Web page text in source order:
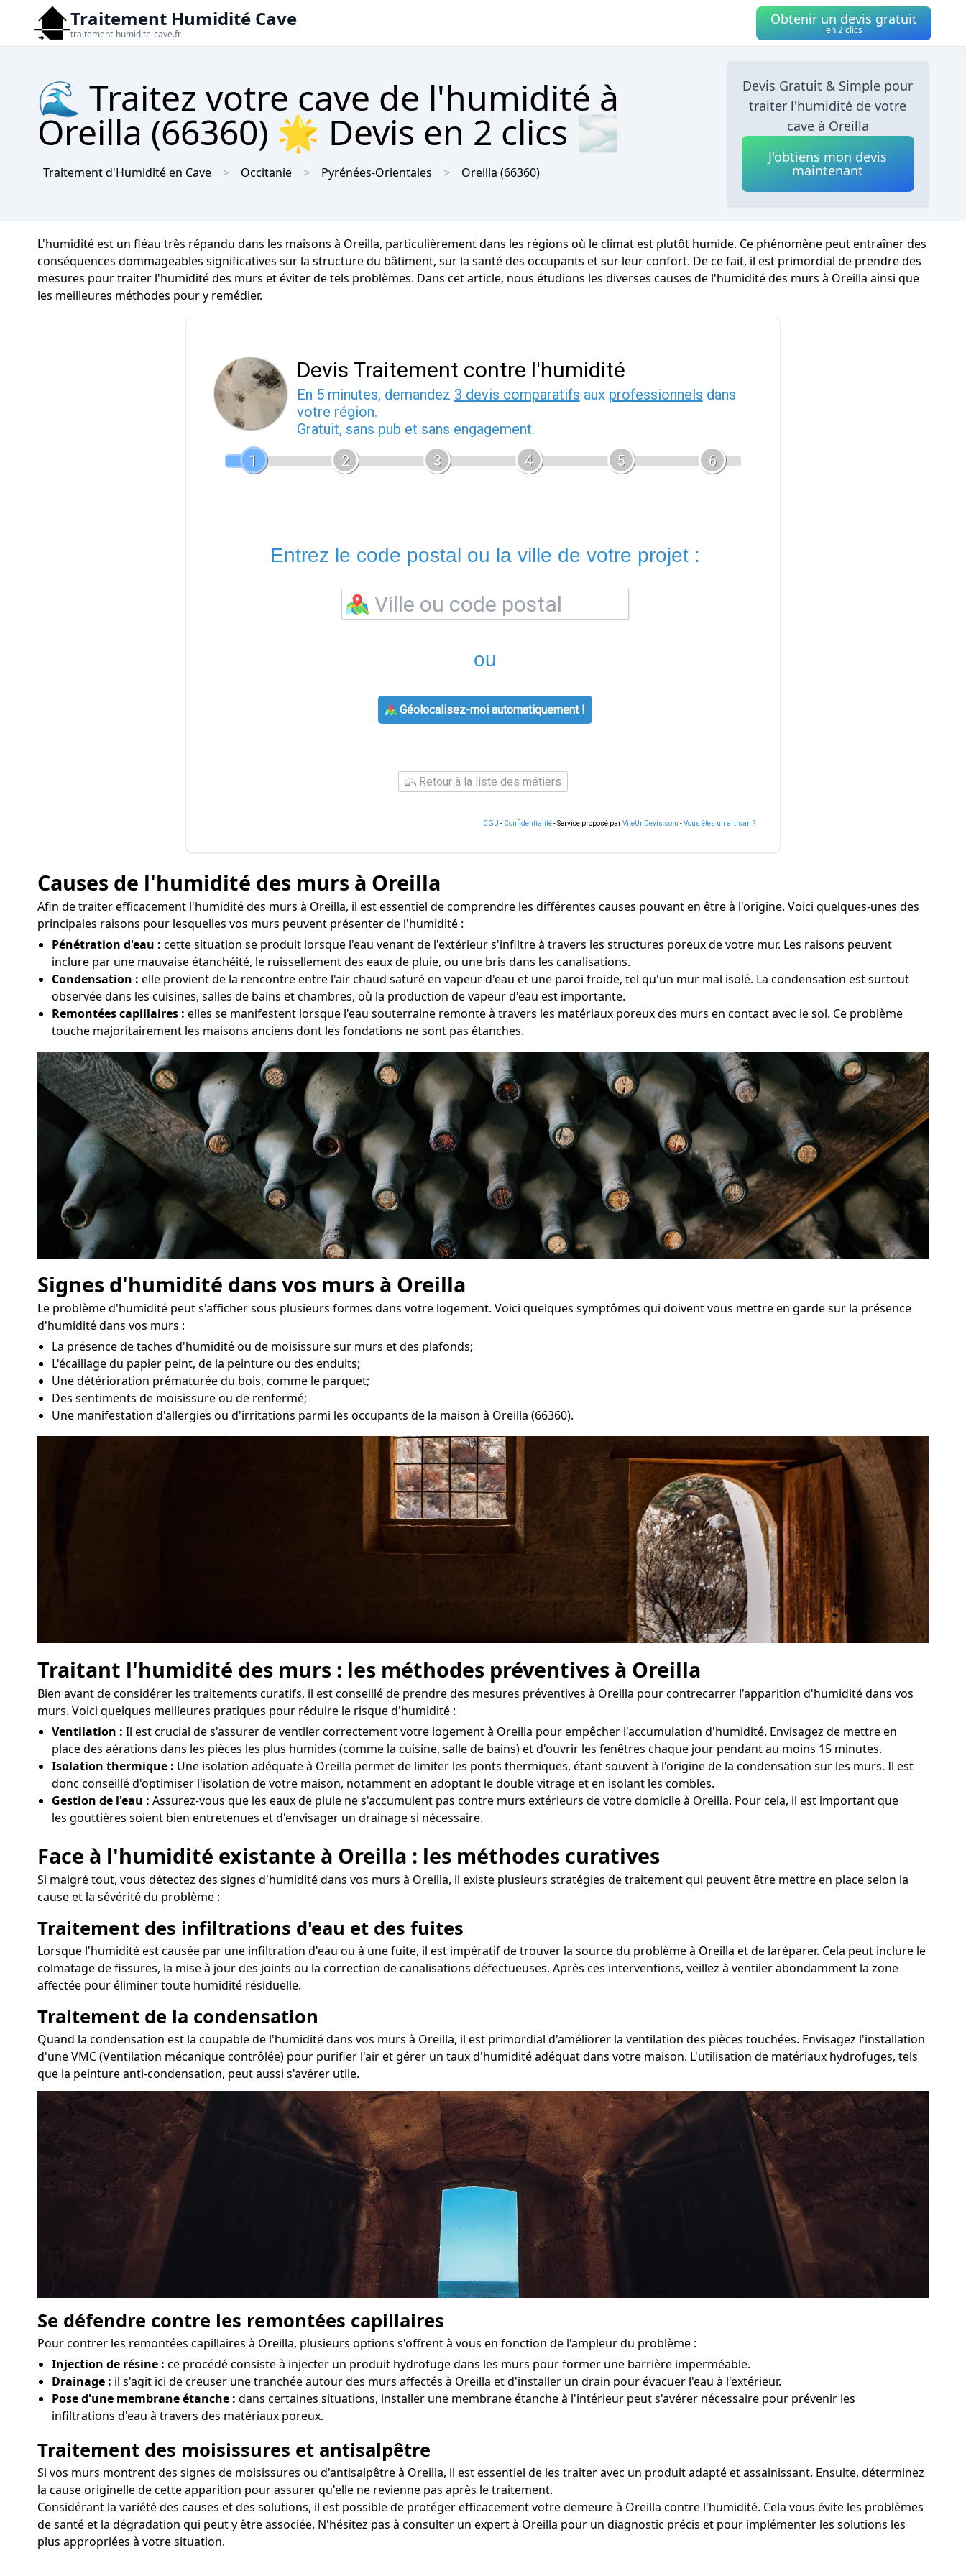
Traitement Humidité Cave
traitement-humidite-cave.fr
Obtenir un devis gratuit
en 2 clics
🌊 Traitez votre cave de l'humidité à
Oreilla (66360) 🌟 Devis en 2 clics 🌫
Traitement d'Humidité en Cave Occitanie Pyrénées-Orientales Oreilla (66360)
Devis Gratuit & Simple pour
traiter l'humidité de votre
cave à Oreilla
J'obtiens mon devis
maintenant
L'humidité est un fléau très répandu dans les maisons à Oreilla, particulièrement dans les régions où le climat est plutôt humide. Ce phénomène peut entraîner des
conséquences dommageables significatives sur la structure du bâtiment, sur la santé des occupants et sur leur confort. De ce fait, il est primordial de prendre des
mesures pour traiter l'humidité des murs et éviter de tels problèmes. Dans cet article, nous étudions les diverses causes de l'humidité des murs à Oreilla ainsi que
les meilleures méthodes pour y remédier.
Devis Traitement contre l'humidité
En 5 minutes, demandez 3 devis comparatifs aux professionnels dans
votre région.
Gratuit, sans pub et sans engagement.
1
2 3 4 5 6
Entrez le code postal ou la ville de votre projet :
ou
Géolocalisez-moi automatiquement !
Retour à la liste des métiers
CGU - Confidentialité- Service proposé parViteUnDevis.com -Vous êtes un artisan ?
Causes de l'humidité des murs à Oreilla
Afin de traiter efficacement l'humidité des murs à Oreilla, il est essentiel de comprendre les différentes causes pouvant en être à l'origine. Voici quelques-unes des
principales raisons pour lesquelles vos murs peuvent présenter de l'humidité :
Pénétration d'eau : cette situation se produit lorsque l'eau venant de l'extérieur s'infiltre à travers les structures poreux de votre mur. Les raisons peuvent
inclure par une mauvaise étanchéité, le ruissellement des eaux de pluie, ou une bris dans les canalisations.
Condensation : elle provient de la rencontre entre l'air chaud saturé en vapeur d'eau et une paroi froide, tel qu'un mur mal isolé. La condensation est surtout
observée dans les cuisines, salles de bains et chambres, où la production de vapeur d'eau est importante.
Remontées capillaires : elles se manifestent lorsque l'eau souterraine remonte à travers les matériaux poreux des murs en contact avec le sol. Ce problème
touche majoritairement les maisons anciens dont les fondations ne sont pas étanches.
Signes d'humidité dans vos murs à Oreilla
Le problème d'humidité peut s'afficher sous plusieurs formes dans votre logement. Voici quelques symptômes qui doivent vous mettre en garde sur la présence
d'humidité dans vos murs :
La présence de taches d'humidité ou de moisissure sur murs et des plafonds;
L'écaillage du papier peint, de la peinture ou des enduits;
Une détérioration prématurée du bois, comme le parquet;
Des sentiments de moisissure ou de renfermé;
Une manifestation d'allergies ou d'irritations parmi les occupants de la maison à Oreilla (66360).
Traitant l'humidité des murs : les méthodes préventives à Oreilla
Bien avant de considérer les traitements curatifs, il est conseillé de prendre des mesures préventives à Oreilla pour contrecarrer l'apparition d'humidité dans vos
murs. Voici quelques meilleures pratiques pour réduire le risque d'humidité :
Ventilation : Il est crucial de s'assurer de ventiler correctement votre logement à Oreilla pour empêcher l'accumulation d'humidité. Envisagez de mettre en
place des aérations dans les pièces les plus humides (comme la cuisine, salle de bains) et d'ouvrir les fenêtres chaque jour pendant au moins 15 minutes.
Isolation thermique : Une isolation adéquate à Oreilla permet de limiter les ponts thermiques, étant souvent à l'origine de la condensation sur les murs. Il est
donc conseillé d'optimiser l'isolation de votre maison, notamment en adoptant le double vitrage et en isolant les combles.
Gestion de l'eau : Assurez-vous que les eaux de pluie ne s'accumulent pas contre murs extérieurs de votre domicile à Oreilla. Pour cela, il est important que
les gouttières soient bien entretenues et d'envisager un drainage si nécessaire.
Face à l'humidité existante à Oreilla : les méthodes curatives
Si malgré tout, vous détectez des signes d'humidité dans vos murs à Oreilla, il existe plusieurs stratégies de traitement qui peuvent être mettre en place selon la
cause et la sévérité du problème :
Traitement des infiltrations d'eau et des fuites
Lorsque l'humidité est causée par une infiltration d'eau ou à une fuite, il est impératif de trouver la source du problème à Oreilla et de laréparer. Cela peut inclure le
colmatage de fissures, la mise à jour des joints ou la correction de canalisations défectueuses. Après ces interventions, veillez à ventiler abondamment la zone
affectée pour éliminer toute humidité résiduelle.
Traitement de la condensation
Quand la condensation est la coupable de l'humidité dans vos murs à Oreilla, il est primordial d'améliorer la ventilation des pièces touchées. Envisagez l'installation
d'une VMC (Ventilation mécanique contrôlée) pour purifier l'air et gérer un taux d'humidité adéquat dans votre maison. L'utilisation de matériaux hydrofuges, tels
que la peinture anti-condensation, peut aussi s'avérer utile.
Se défendre contre les remontées capillaires
Pour contrer les remontées capillaires à Oreilla, plusieurs options s'offrent à vous en fonction de l'ampleur du problème :
Injection de résine : ce procédé consiste à injecter un produit hydrofuge dans les murs pour former une barrière imperméable.
Drainage : il s'agit ici de creuser une tranchée autour des murs affectés à Oreilla et d'installer un drain pour évacuer l'eau à l'extérieur.
Pose d'une membrane étanche : dans certaines situations, installer une membrane étanche à l'intérieur peut s'avérer nécessaire pour prévenir les
infiltrations d'eau à travers des matériaux poreux.
Traitement des moisissures et antisalpêtre
Si vos murs montrent des signes de moisissures ou d'antisalpêtre à Oreilla, il est essentiel de les traiter avec un produit adapté et assainissant. Ensuite, déterminez
la cause originelle de cette apparition pour assurer qu'elle ne revienne pas après le traitement.
Considérant la variété des causes et des solutions, il est possible de protéger efficacement votre demeure à Oreilla contre l'humidité. Cela vous évite les problèmes
de santé et la dégradation qui peut y être associée. N'hésitez pas à consulter un expert à Oreilla pour un diagnostic précis et pour implémenter les solutions les
plus appropriées à votre situation.